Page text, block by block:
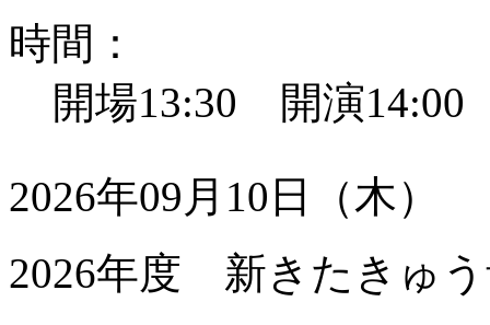
時間：
開場13:30 開演14:00
2026年09月10日（木）
2026年度 新きたきゅ